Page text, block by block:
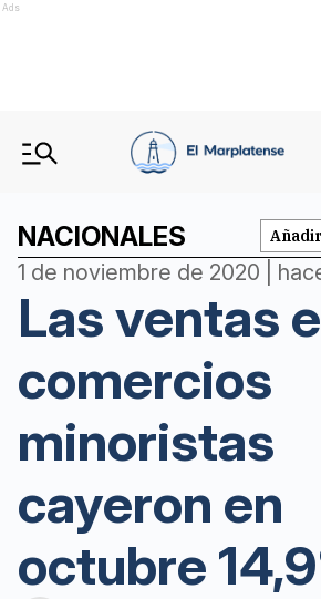
Ads
NACIONALES
1 de noviembre de 2020 |
Las ventas
comercios
minoristas
cayeron en
octubre